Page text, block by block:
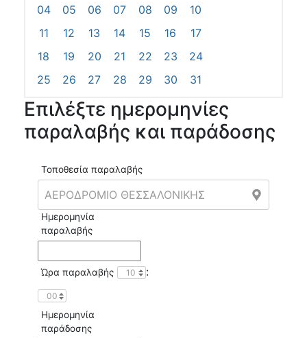
04
05 06 07 08 09
10
11
12 13 14 15 16
17
18
19 20 21 22 23
24
25
26 27 28 29 30 31
Επιλέξτε ημερομηνίες
παραλαβής και παράδοσης
Τοποθεσία παραλαβής
Ημερομηνία
παραλαβής
Ώρα παραλαβής :
Ημερομηνία
παράδοσης